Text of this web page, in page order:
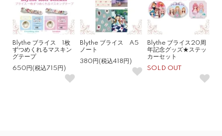
Blythe ブライス 1枚
ずつめくれるマスキン
グテープ
650円(税込715円)
Blythe ブライス A5
ノート
380円(税込418円)
Blythe ブライス20周
年記念グッズ★ステッ
カーセット
SOLD OUT